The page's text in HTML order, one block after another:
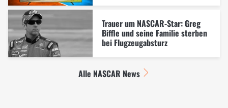
Trauer um NASCAR-Star: Greg
Biffle und seine Familie sterben
bei Flugzeugabsturz
Alle NASCAR News